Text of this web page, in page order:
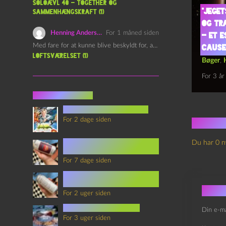
og
– et
Bøger,
For 3 år
Du har 0
Din e-
Soloævl 40 – Together og
sammenhængskraft (1)
Henning Andersen
For 1 måned siden
Med fare for at kunne blive beskyldt for, at være…
Loftsværelset (1)
For 2 dage siden
For 7 dage siden
For 2 uger siden
For 3 uger siden